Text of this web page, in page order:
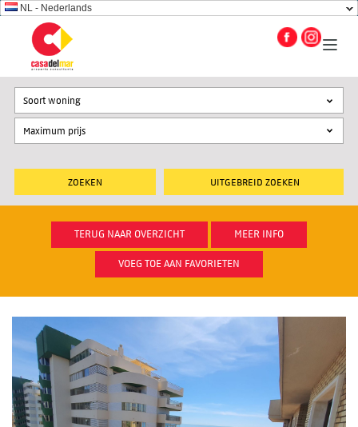
NL - Nederlands
UITGEBREID ZOEKEN
Soort woning
TERUG NAAR OVERZICHT MEER INFO
VOEG TOE AAN FAVORIETEN